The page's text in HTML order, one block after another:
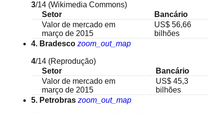
3/14 (Wikimedia Commons)
Setor
Bancário
Valor de mercado em
março de 2015
US$ 56,66
bilhões
4. Bradesco zoom_out_map
4/14 (Reprodução)
Setor
Bancário
Valor de mercado em
março de 2015
US$ 45,3
bilhões
5. Petrobras zoom_out_map